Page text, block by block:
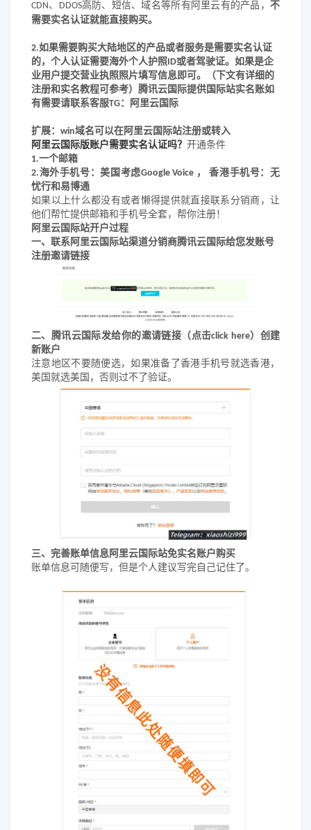
CDN、 DDOS高防、短信、域名等所有阿里云有的产品，不
需要实名认证就能直接购买。
2.如果需要购买大陆地区的产品或者服务是需要实名认证
的，个人认证需要海外个人护照ID或者驾驶证。如果是企
业用户提交营业执照照片填写信息即可。（下文有详细的
注册和实名教程可参考） 腾讯云国际提供国际站实名账如
有需要请联系客服TG：
阿里云国际
扩展： win域名可以在阿里云国际站注册或转入
阿里云国际版账户需要实名认证吗？ 开通条件
1.一个邮箱
2.海外手机号：美国考虑Google Voice ， 香港手机号：无
忧行和易博通
如果以上什么都没有或者懒得提供就直接联系分销商，让
他们帮忙提供邮箱和手机号全套，帮你注册！
阿里云国际站开户过程
一、联系阿里云国际站渠道分销商腾讯云国际给您发账号
注册邀请链接
二、 腾讯云国际发给你的邀请链接（点击click here）创建
新账户
注意地区不要随便选，如果准备了香港手机号就选香港，
美国就选美国，否则过不了验证。
三、完善账单信息阿里云国际站免实名账户购买
账单信息可随便写，但是个人建议写完自己记住了。